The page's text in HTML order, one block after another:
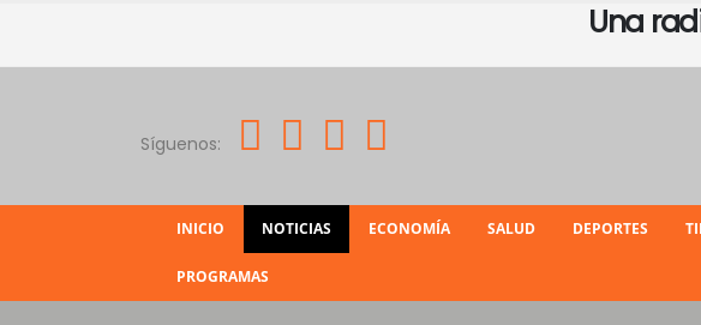
Una
Síguenos:
INICIO NOTICIAS ECONOMÍA SALUD DEPORTES
PROGRAMAS